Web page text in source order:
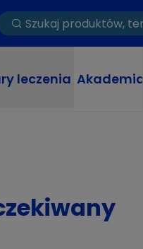
leczenia Akademia